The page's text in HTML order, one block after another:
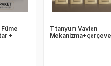
+
4 Adet
Titanyum Vavien
Mekanizma+çerçeve
Dahil 4 adet